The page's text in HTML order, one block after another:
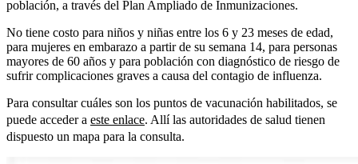
población, a través del Plan Ampliado de Inmunizaciones.
No tiene costo para niños y niñas entre los 6 y 23 meses de edad,
para mujeres en embarazo a partir de su semana 14, para personas
mayores de 60 años y para población con diagnóstico de riesgo de
sufrir complicaciones graves a causa del contagio de influenza.
Para consultar cuáles son los puntos de vacunación habilitados, se
puede acceder a este enlace. Allí las autoridades de salud tienen
dispuesto un mapa para la consulta.